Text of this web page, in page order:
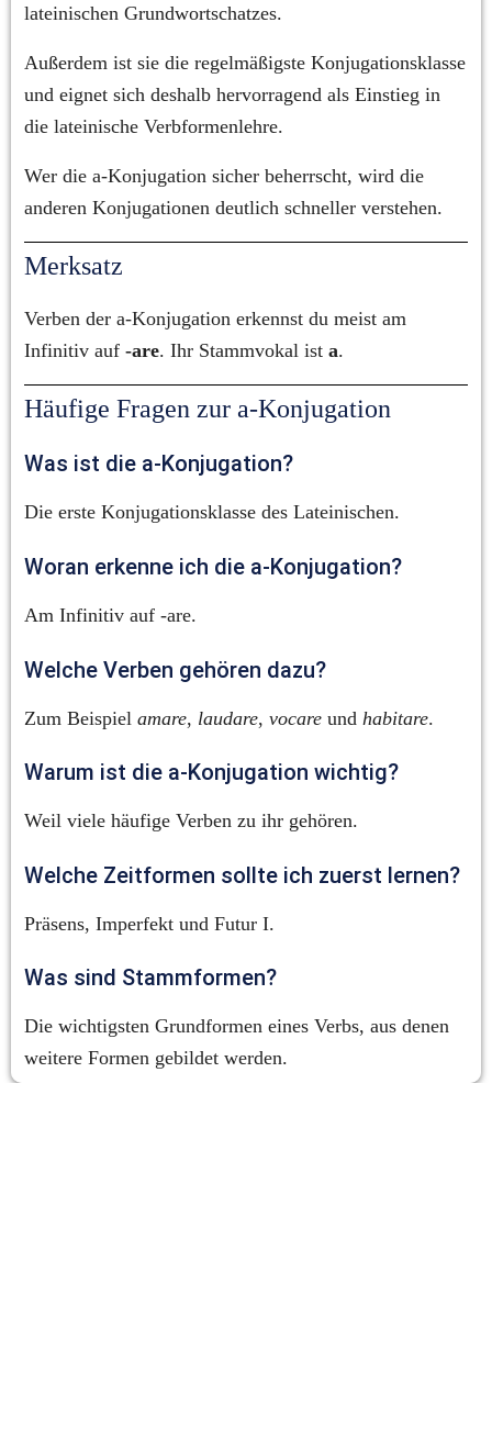
lateinischen Grundwortschatzes.
Außerdem ist sie die regelmäßigste Konjugationsklasse
und eignet sich deshalb hervorragend als Einstieg in
die lateinische Verbformenlehre.
Wer die a-Konjugation sicher beherrscht, wird die
anderen Konjugationen deutlich schneller verstehen.
Merksatz
Verben der a-Konjugation erkennst du meist am
Infinitiv auf -are. Ihr Stammvokal ist a.
Häufige Fragen zur a-Konjugation
Was ist die a-Konjugation?
Die erste Konjugationsklasse des Lateinischen.
Woran erkenne ich die a-Konjugation?
Am Infinitiv auf -are.
Welche Verben gehören dazu?
Zum Beispiel amare, laudare, vocare und habitare.
Warum ist die a-Konjugation wichtig?
Weil viele häufige Verben zu ihr gehören.
Welche Zeitformen sollte ich zuerst lernen?
Präsens, Imperfekt und Futur I.
Was sind Stammformen?
Die wichtigsten Grundformen eines Verbs, aus denen
weitere Formen gebildet werden.